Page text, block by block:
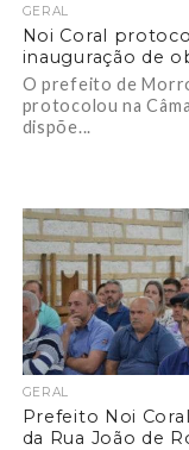
GERAL
Noi Coral
inauguração de
O prefeito de
protocolou na
dispõe...
GERAL
Prefeito Noi
da Rua João de